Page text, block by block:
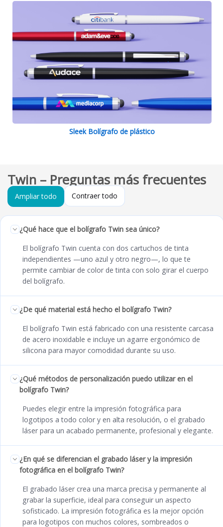
Sleek Bolígrafo de plástico
Twin – Preguntas más frecuentes
Ampliar todo Contraer todo
¿Qué hace que el bolígrafo Twin sea único?
El bolígrafo Twin cuenta con dos cartuchos de tinta
independientes —uno azul y otro negro—, lo que te
permite cambiar de color de tinta con solo girar el cuerpo
del bolígrafo.
¿De qué material está hecho el bolígrafo Twin?
El bolígrafo Twin está fabricado con una resistente carcasa
de acero inoxidable e incluye un agarre ergonómico de
silicona para mayor comodidad durante su uso.
¿Qué métodos de personalización puedo utilizar en el
bolígrafo Twin?
Puedes elegir entre la impresión fotográfica para
logotipos a todo color y en alta resolución, o el grabado
láser para un acabado permanente, profesional y elegante.
¿En qué se diferencian el grabado láser y la impresión
fotográfica en el bolígrafo Twin?
El grabado láser crea una marca precisa y permanente al
grabar la superficie, ideal para conseguir un aspecto
sofisticado. La impresión fotográfica es la mejor opción
para logotipos con muchos colores, sombreados o